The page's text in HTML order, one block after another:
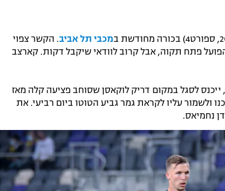
מכבי תל אביב. הקשר צפוי
פתח תקוה, אבל קרוב לוודאי שיקבל דקות. קארצב
לסגל במקום דריק לוקאסן שסוחב פציעה קלה מאז
ולשמור עליו לקראת גמר גביע הטוטו ביום רביעי. את
נחמיאס.